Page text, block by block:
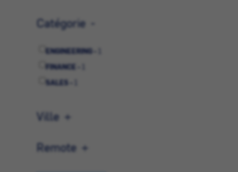
Catégorie
ENGINEERING -
FINANCE -
SALES -
Ville
Remote